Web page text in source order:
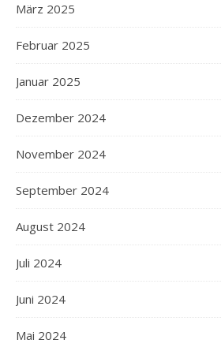
März 2025
Februar 2025
Januar 2025
Dezember 2024
November 2024
September 2024
August 2024
Juli 2024
Juni 2024
Mai 2024